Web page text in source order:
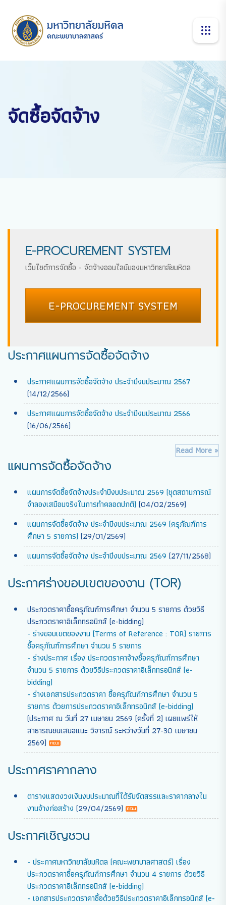
จัดซื้อจัดจ้าง
E-PROCUREMENT SYSTEM
เว็บไซต์การจัดซื้อ - จัดจ้างออนไลน์ของมหาวิทยาลัยมหิดล
E-PROCUREMENT SYSTEM
ประกาศแผนการจัดซื้อจัดจ้าง
ประกาศแผนการจัดซื้อจัดจ้าง ประจำปีงบประมาณ 2567
(14/12/2566)
ประกาศแผนการจัดซื้อจัดจ้าง ประจำปีงบประมาณ 2566
(16/06/2566)
Read More »
แผนการจัดซื้อจัดจ้าง
แผนการจัดซื้อจัดจ้างประจำปีงบประมาณ 2569 (ชุดสถานการณ์
จำลองเสมือนจริงในการทำคลอดปกติ) (04/02/2569)
แผนการจัดซื้อจัดจ้าง ประจำปีงบประมาณ 2569 (ครุภัณฑ์การ
ศึกษา 5 รายการ) (29/01/2569)
แผนการจัดซื้อจัดจ้าง ประจำปีงบประมาณ 2569 (27/11/2568)
ประกาศร่างขอบเขตของงาน (TOR)
ประกวดราคาซื้อครุภัณฑ์การศึกษา จำนวน 5 รายการ ด้วยวิธี
ประกวดราคาอิเล็กทรอนิกส์ (e-bidding)
- ร่างขอบเขตของงาน (Terms of Reference : TOR) รายการ
ซื้อครุภัณฑ์การศึกษา จำนวน 5 รายการ
- ร่างประกาศ เรื่อง ประกวดราคาจ้างซื้อครุภัณฑ์การศึกษา
จำนวน 5 รายการ ด้วยวิธีประกวดราคาอิเล็กทรอนิกส์ (e-
bidding)
- ร่างเอกสารประกวดราคา ซื้อครุภัณฑ์การศึกษา จำนวน 5
รายการ ด้วยการประกวดราคาอิเล็กทรอนิกส์ (e-bidding)
(ประกาศ ณ วันที่ 27 เมษายน 2569 (ครั้งที่ 2) เผยแพร่ให้
สาธารณชนเสนอแนะ วิจารณ์ ระหว่างวันที่ 27-30 เมษายน
2569)
ประกาศราคากลาง
ตารางแสดงวงเงินงบประมาณที่ได้รับจัดสรรและราคากลางใน
งานจ้างก่อสร้าง (29/04/2569)
ประกาศเชิญชวน
- ประกาศมหาวิทยาลัยมหิดล (คณะพยาบาลศาสตร์) เรื่อง
ประกวดราคาซื้อครุภัณฑ์การศึกษา จำนวน 4 รายการ ด้วยวิธี
ประกวดราคาอิเล็กทรอนิกส์ (e-bidding)
- เอกสารประกวดราคาซื้อด้วยวิธีประกวดราคาอิเล็กทรอนิกส์ (e-